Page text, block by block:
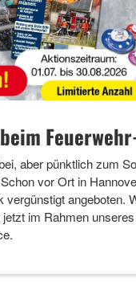
aber pünktlich zum
vor Ort in
vergünstigt angeboten.
im Rahmen